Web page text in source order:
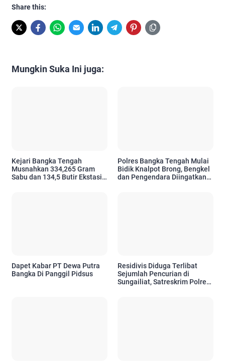
Share this:
Mungkin Suka Ini juga:
Kejari Bangka Tengah
Musnahkan 334,265 Gram
Sabu dan 134,5 Butir Ekstasi
Polres Bangka Tengah Mulai
Bidik Knalpot Brong, Bengkel
dan Pengendara Diingatkan
Dapet Kabar PT Dewa Putra
Bangka Di Panggil Pidsus
Residivis Diduga Terlibat
Sejumlah Pencurian di
Sungailiat, Satreskrim Polres